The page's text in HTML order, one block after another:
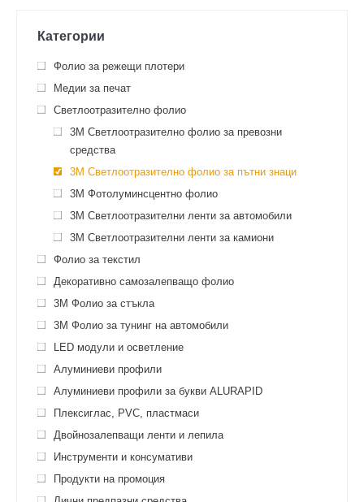
Категории
Фолио за режещи плотери
Медии за печат
Светлоотразително фолио
3M Светлоотразително фолио за превозни
средства
3M Светлоотразително фолио за пътни знаци
3M Фотолуминсцентно фолио
3М Светлоотразителни ленти за автомобили
3М Светлоотразителни ленти за камиони
Фолио за текстил
Декоративно самозалепващо фолио
3M Фолио за стъкла
3M Фолио за тунинг на автомобили
LED модули и осветление
Алуминиеви профили
Алуминиеви профили за букви ALURAPID
Плексиглас, PVC, пластмаси
Двойнозалепващи ленти и лепила
Инструменти и консумативи
Продукти на промоция